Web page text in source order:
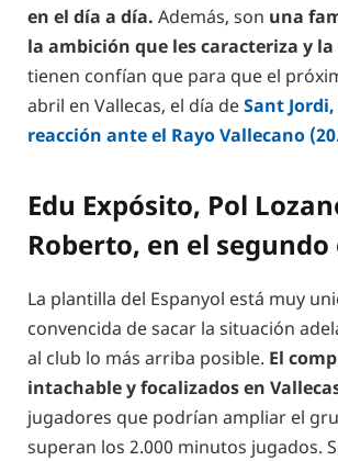
en el día a día. Además, son una
la ambición que les caracteriza y
tienen confían que para que el
abril en Vallecas, el día deSant
reacción ante el Rayo Vallecano
Edu Expósito, Pol
Roberto, en el segundo
La plantilla del Espanyol está muy
convencida de sacar la situación
al club lo más arriba posible. El
intachable y focalizados en
jugadores que podrían ampliar el
superan los 2.000 minutos jugados.